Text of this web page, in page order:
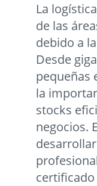
La
de las
debido a
Desde
pequeñas
la
stocks
negocios.
certificado